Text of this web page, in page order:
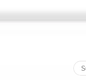
Suche
nach: